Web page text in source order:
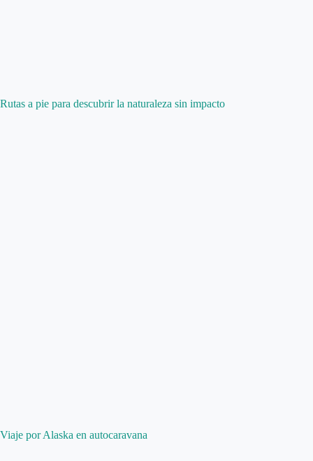
Rutas a pie para descubrir la naturaleza sin impacto
Viaje por Alaska en autocaravana